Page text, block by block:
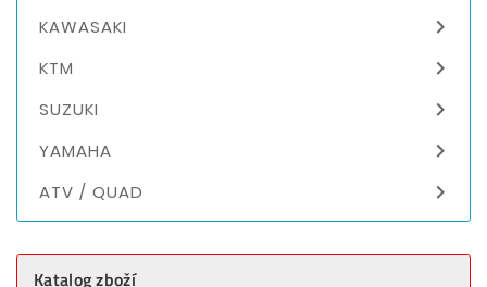
KAWASAKI 
KTM 
SUZUKI 
YAMAHA 
ATV / QUAD 
Katalog zboží